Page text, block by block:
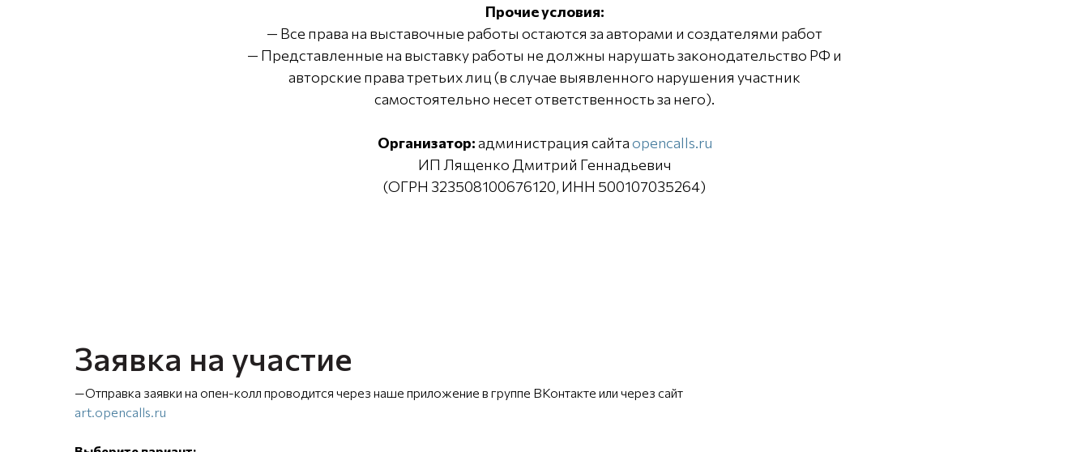
Прочие условия:
— Все права на выставочные работы остаются за авторами и создателями работ
— Представленные на выставку работы не должны нарушать законодательство РФ и
авторские права третьих лиц (в случае выявленного нарушения участник
самостоятельно несет ответственность за него).
Организатор:администрация сайтаopencalls.ru
ИП Лященко Дмитрий Геннадьевич
(ОГРН 323508100676120, ИНН 500107035264)
Заявка на участие
—Отправка заявки на опен-колл проводится через наше приложение в группе ВКонтакте или через сайт
art.opencalls.ru